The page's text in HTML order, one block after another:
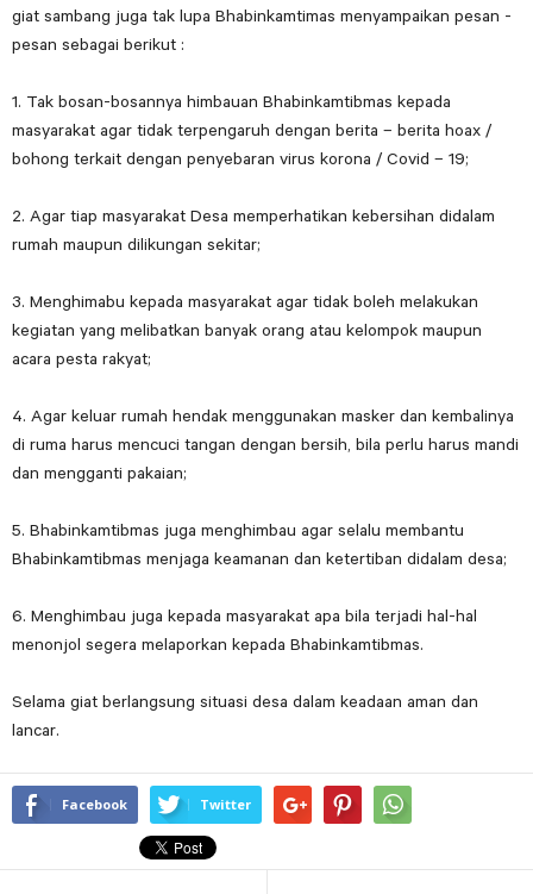
giat sambang juga tak lupa Bhabinkamtimas menyampaikan pesan -
pesan sebagai berikut :
1. Tak bosan-bosannya himbauan Bhabinkamtibmas kepada
masyarakat agar tidak terpengaruh dengan berita – berita hoax /
bohong terkait dengan penyebaran virus korona / Covid – 19;
2. Agar tiap masyarakat Desa memperhatikan kebersihan didalam
rumah maupun dilikungan sekitar;
3. Menghimabu kepada masyarakat agar tidak boleh melakukan
kegiatan yang melibatkan banyak orang atau kelompok maupun
acara pesta rakyat;
4. Agar keluar rumah hendak menggunakan masker dan kembalinya
di ruma harus mencuci tangan dengan bersih, bila perlu harus mandi
dan mengganti pakaian;
5. Bhabinkamtibmas juga menghimbau agar selalu membantu
Bhabinkamtibmas menjaga keamanan dan ketertiban didalam desa;
6. Menghimbau juga kepada masyarakat apa bila terjadi hal-hal
menonjol segera melaporkan kepada Bhabinkamtibmas.
Selama giat berlangsung situasi desa dalam keadaan aman dan
lancar.
Facebook Twitter